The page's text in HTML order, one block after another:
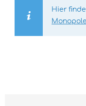
Hier